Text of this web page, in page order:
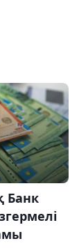
Банк